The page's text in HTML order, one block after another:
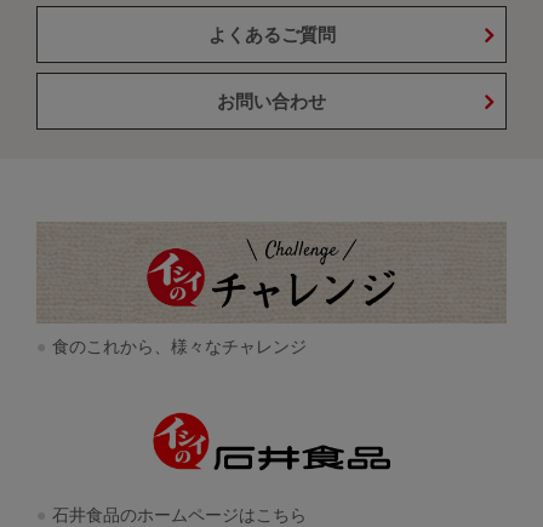
よくあるご質問
お問い合わせ
食のこれから、様々なチャレンジ
石井食品のホームページはこちら